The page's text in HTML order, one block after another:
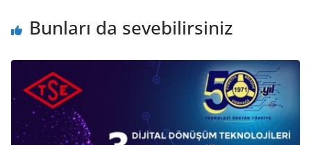
Bunları da sevebilirsiniz